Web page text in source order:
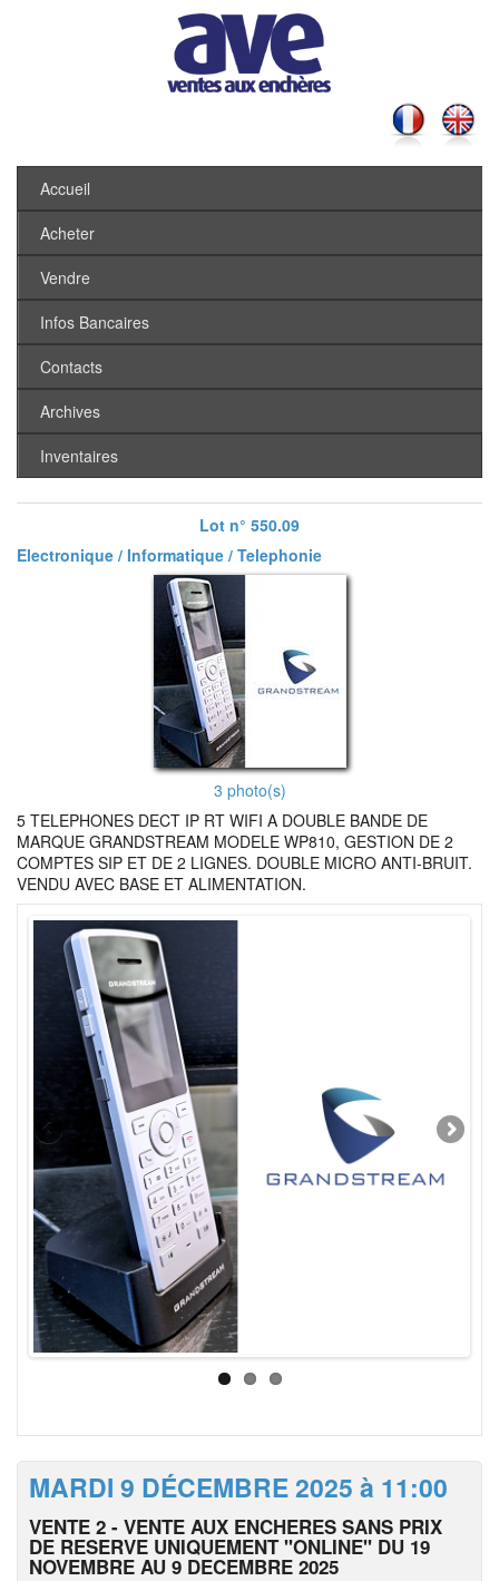
Accueil
Acheter
Vendre
Infos Bancaires
Contacts
Archives
Inventaires
Lot n° 550.09
Electronique / Informatique / Telephonie
3 photo(s)
5 TELEPHONES DECT IP RT WIFI A DOUBLE BANDE DE
MARQUE GRANDSTREAM MODELE WP810, GESTION DE 2
COMPTES SIP ET DE 2 LIGNES. DOUBLE MICRO ANTI-BRUIT.
VENDU AVEC BASE ET ALIMENTATION.
MARDI 9 DÉCEMBRE 2025 à 11:00
VENTE 2 - VENTE AUX ENCHERES SANS PRIX
DE RESERVE UNIQUEMENT "ONLINE" DU 19
NOVEMBRE AU 9 DECEMBRE 2025